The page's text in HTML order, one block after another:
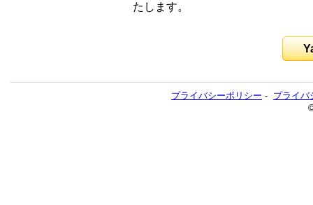
たします。
プライバシーポリシー - プライバ